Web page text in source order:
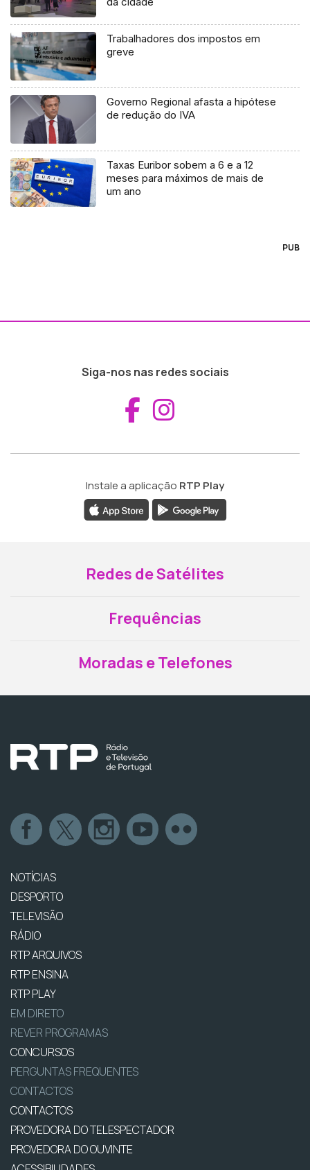
Trabalhadores dos impostos em
greve
Governo Regional afasta a hipótese
de redução do IVA
Taxas Euribor sobem a 6 e a 12
meses para máximos de mais de
um ano
PUB
Siga-nos nas redes sociais
Aceder ao
Instale a aplicação RTP Play
Redes de Satélites
Frequências
Moradas e Telefones
NOTÍCIAS
DESPORTO
TELEVISÃO
RÁDIO
RTP ARQUIVOS
RTP ENSINA
RTP PLAY
EM DIRETO
REVER PROGRAMAS
CONCURSOS
PERGUNTAS FREQUENTES
CONTACTOS
CONTACTOS
PROVEDORA DO TELESPECTADOR
PROVEDORA DO OUVINTE